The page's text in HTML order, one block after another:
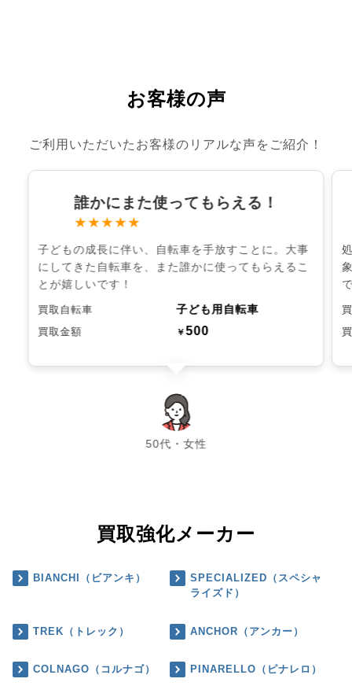
お客様の声
ご利用いただいたお客様のリアルな声をご紹介！
誰かにまた使ってもらえる！
★★★★★
子どもの成長に伴い、自転車を手放すことに。大事
にしてきた自転車を、また誰かに使ってもらえるこ
とが嬉しいです！
買取自転車 子ども用自転車
買取金額 ￥500
50代・女性
chevron_left chevron_right
買取強化メーカー
BIANCHI（ビアンキ）
SPECIALIZED（スペシャ
ライズド）
TREK（トレック） ANCHOR（アンカー）
COLNAGO（コルナゴ） PINARELLO（ピナレロ）